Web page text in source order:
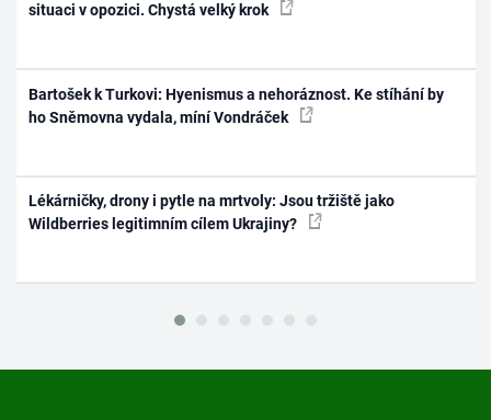
situaci v opozici. Chystá velký krok
Bartošek k Turkovi: Hyenismus a nehoráznost. Ke stíhání by
ho Sněmovna vydala, míní Vondráček
Lékárničky, drony i pytle na mrtvoly: Jsou tržiště jako
Wildberries legitimním cílem Ukrajiny?